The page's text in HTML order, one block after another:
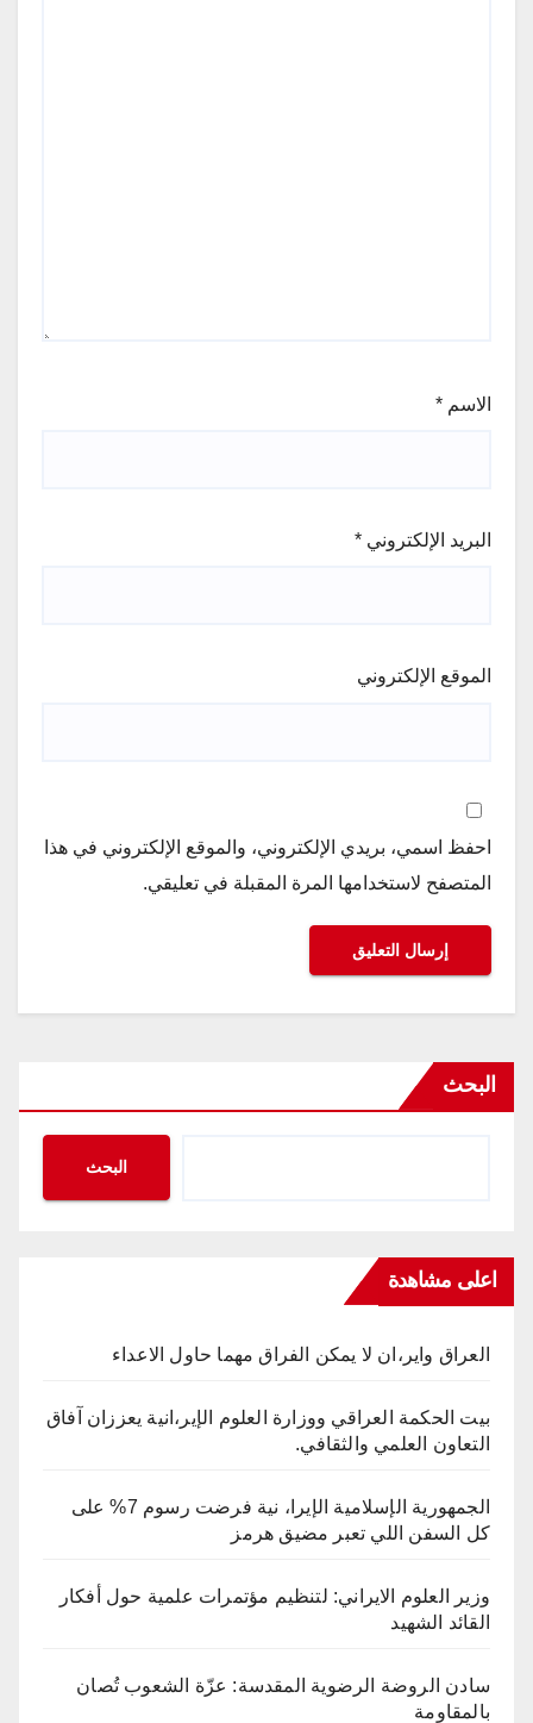
الاسم *
البريد الإلكتروني *
الموقع الإلكتروني
احفظ اسمي، بريدي الإلكتروني، والموقع الإلكتروني في هذا
المتصفح لاستخدامها المرة المقبلة في تعليقي.
البحث
البحث
اعلى مشاهدة
العراق واير،ان لا يمكن الفراق مهما حاول الاعداء
بيت الحكمة العراقي ووزارة العلوم الإير،انية يعززان آفاق
التعاون العلمي والثقافي.
الجمهورية الإسلامية الإيرا، نية فرضت رسوم 7% على
كل السفن اللي تعبر مضيق هرمز
وزير العلوم الايراني: لتنظيم مؤتمرات علمية حول أفكار
القائد الشهيد
سادن الروضة الرضوية المقدسة: عزّة الشعوب تُصان
بالمقاومة